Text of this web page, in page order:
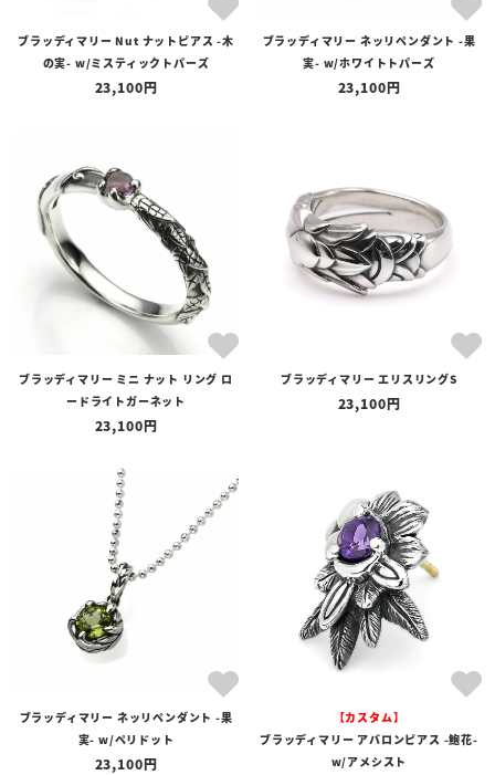
価格
ブラッディマリー Nut ナットピアス -木
の実- w/ミスティックトパーズ
23,100
ブラッディマリー ネッリペンダント -果
実- w/ホワイトトパーズ
23,100
ブラッディマリー ミニ ナット リング ロ
ードライトガーネット
23,100
ブラッディマリー エリスリングS
23,100
ブラッディマリー ネッリペンダント -果
実- w/ペリドット
23,100
【カスタム】
ブラッディマリー アバロンピアス -鮑花-
w/アメシスト